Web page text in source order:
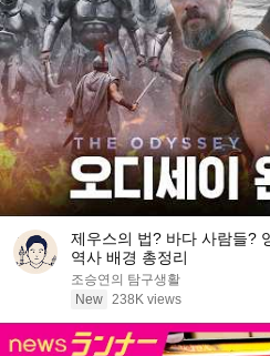
제우스의 법? 바다 사람들?
역사 배경 총정리
조승연의 탐구생활
New 238K views